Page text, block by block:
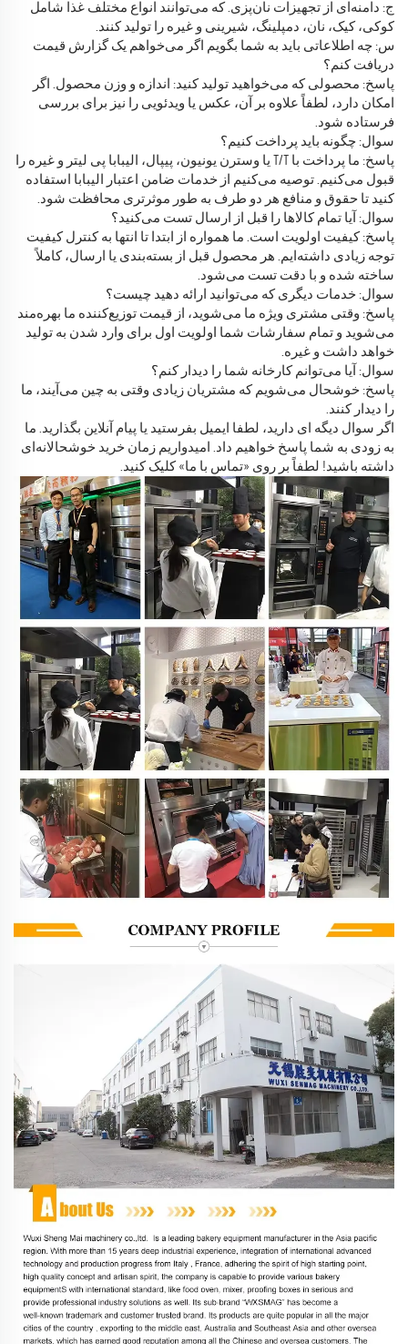
ج: دامنه‌ای از تجهیزات نان‌پزی. که می‌توانند انواع مختلف غذا شامل
کوکی، کیک، نان، دمپلینگ، شیرینی و غیره را تولید کنند.
س: چه اطلاعاتی باید به شما بگویم اگر می‌خواهم یک گزارش قیمت
دریافت کنم؟
پاسخ: محصولی که می‌خواهید تولید کنید: اندازه و وزن محصول. اگر
امکان دارد، لطفاً علاوه بر آن، عکس یا ویدئویی را نیز برای بررسی
فرستاده شود.
سوال: چگونه باید پرداخت کنیم؟
پاسخ: ما پرداخت با T/T یا وسترن یونیون، پیپال، الیبابا پی لیتر و غیره را
قبول می‌کنیم. توصیه می‌کنیم از خدمات ضامن اعتبار الیبابا استفاده
کنید تا حقوق و منافع هر دو طرف به طور موثرتری محافظت شود.
سوال: آیا تمام کالاها را قبل از ارسال تست می‌کنید؟
پاسخ: کیفیت اولویت است. ما همواره از ابتدا تا انتها به کنترل کیفیت
توجه زیادی داشته‌ایم. هر محصول قبل از بسته‌بندی یا ارسال، کاملاً
ساخته شده و با دقت تست می‌شود.
سوال: خدمات دیگری که می‌توانید ارائه دهید چیست؟
پاسخ: وقتی مشتری ویژه ما می‌شوید، از قیمت توزیع‌کننده ما بهره‌مند
می‌شوید و تمام سفارشات شما اولویت اول برای وارد شدن به تولید
خواهد داشت و غیره.
سوال: آیا می‌توانم کارخانه شما را دیدار کنم؟
پاسخ: خوشحال می‌شویم که مشتریان زیادی وقتی به چین می‌آیند، ما
را دیدار کنند.
اگر سوال دیگه ای دارید، لطفا ایمیل بفرستید یا پیام آنلاین بگذارید. ما
به زودی به شما پاسخ خواهیم داد. امیدواریم زمان خرید خوشحالانه‌ای
داشته باشید! لطفاً بر روی «تماس با ما» کلیک کنید.